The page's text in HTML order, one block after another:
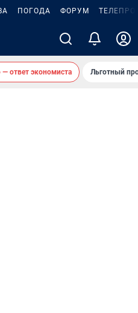
ПОГОДА ФОРУМ
ответ экономиста Льготный